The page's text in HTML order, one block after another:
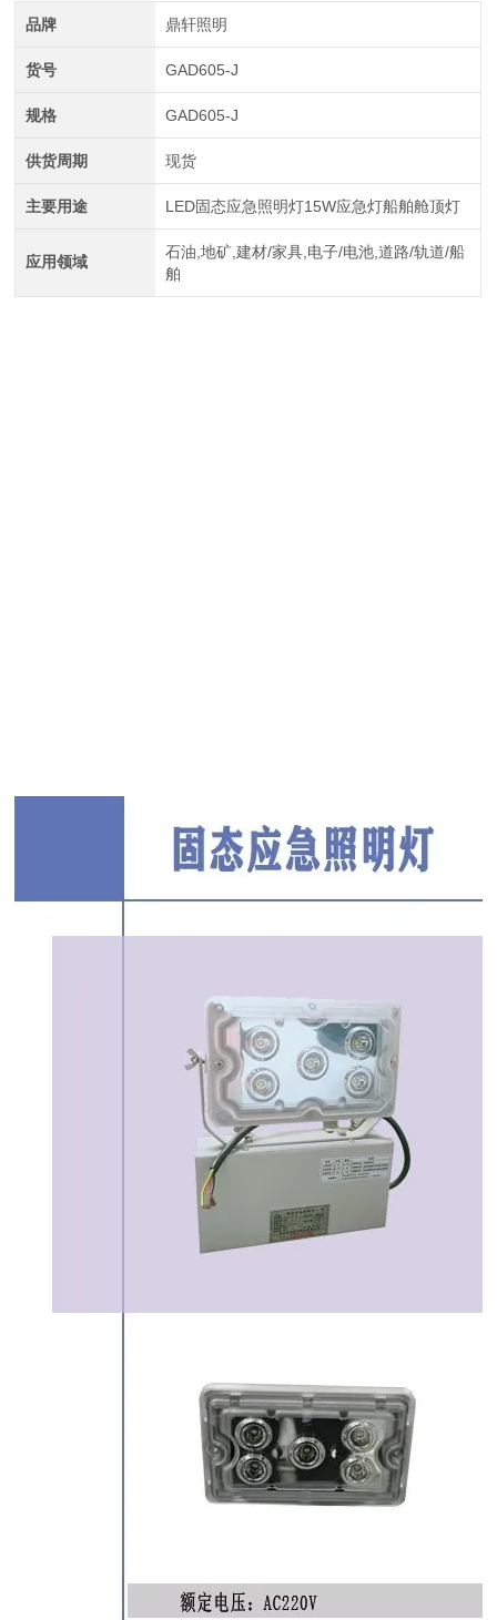
品牌 鼎轩照明
货号 GAD605-J
规格 GAD605-J
供货周期 现货
主要用途 LED固态应急照明灯15W应急灯船舶舱顶灯
应用领域
石油,地矿,建材/家具,电子/电池,道路/轨道/船
舶